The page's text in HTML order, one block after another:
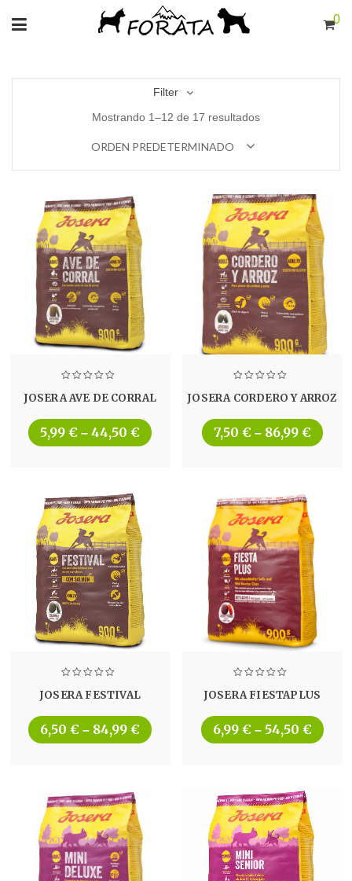
0
Filter
Mostrando 1–12 de 17 resultados
ORDEN PREDETERMINADO
JOSERA AVE DE CORRAL
5,99 € – 44,50 €
JOSERA CORDERO Y ARROZ
7,50 € – 86,99 €
JOSERA FESTIVAL
6,50 € – 84,99 €
JOSERA FIESTAPLUS
6,99 € – 54,50 €